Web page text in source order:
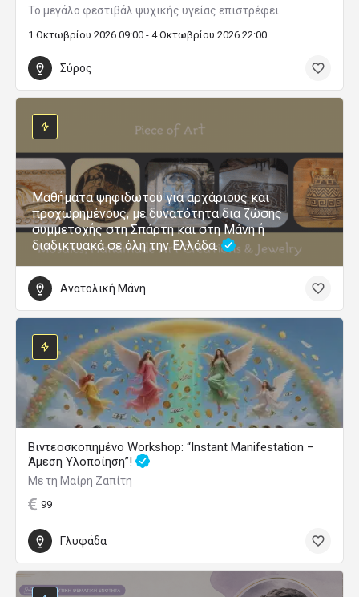
Το μεγάλο φεστιβάλ ψυχικής υγείας επιστρέφει
1 Οκτωβρίου 2026 09:00 - 4 Οκτωβρίου 2026 22:00
Σύρος
Μαθήματα ψηφιδωτού για αρχάριους και
προχωρημένους, με δυνατότητα δια ζώσης
συμμετοχής στη Σπάρτη και στη Μάνη ή
διαδικτυακά σε όλη την Ελλάδα.
Ανατολική Μάνη
Βιντεοσκοπημένο Workshop: “Instant Manifestation –
Άμεση Υλοποίηση”!
Με τη Μαίρη Ζαπίτη
99
Γλυφάδα